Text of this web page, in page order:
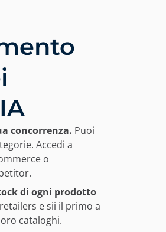
concorrenza. Puoi
Accedi a
o
di ogni prodotto
e sii il primo a
cataloghi.